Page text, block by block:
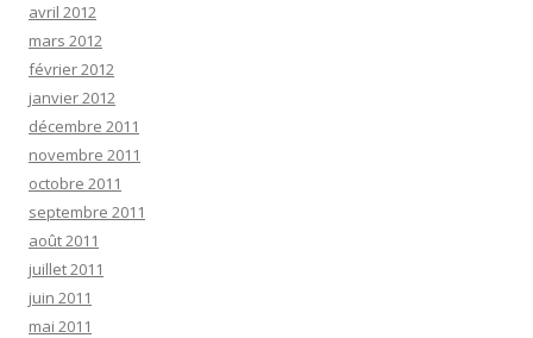
avril 2012
mars 2012
février 2012
janvier 2012
décembre 2011
novembre 2011
octobre 2011
septembre 2011
août 2011
juillet 2011
juin 2011
mai 2011